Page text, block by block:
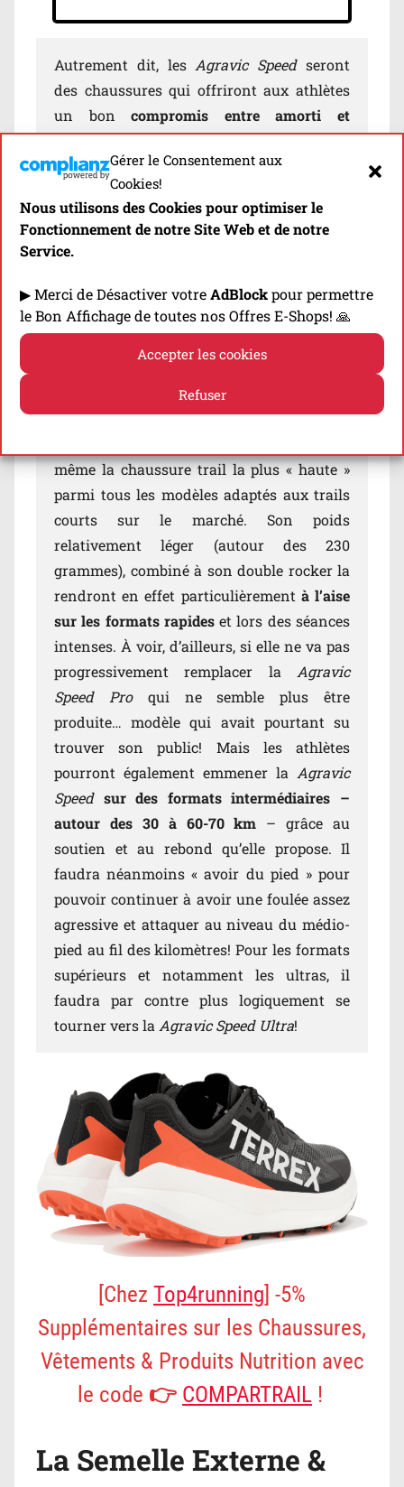
Gérer le Consentement aux
Cookies!
Nous utilisons des Cookies pour optimiser le
Fonctionnement de notre Site Web et de notre
Service.
▶ Merci de Désactiver votreAdBlockpour permettre
le Bon Affichage de toutes nos Offres E-Shops! 🙏
Accepter les cookies
Refuser
Autrement dit, lesAgravic Speedseront
des chaussures qui offriront aux athlètes
un boncompromis entre amorti et
dynamisme. Compte tenu de leur profil de
semelle assez agressif, elles favoriseront
assurémentune attaque au niveau du
médio-piedet donc une foulée portée vers
l’avant. Néanmoins, le drop de 8 mm et
rendront la chaussure également adaptée à
des rythmes de courses modérés, voir un
Agravic Speed
modèles de la gamme trail d’
orientés formats courts, et ce en dépit de
même la chaussure trail la plus « haute »
parmi tous les modèles adaptés aux trails
courts sur le marché. Son poids
relativement léger (autour des 230
grammes), combiné à son double rocker la
rendront en effet particulièrementà l’aise
sur les formats rapideset lors des séances
intenses. À voir, d’ailleurs, si elle ne va pas
progressivement remplacer la Agravic
Speed Proqui ne semble plus être
produite… modèle qui avait pourtant su
trouver son public! Mais les athlètes
pourront également emmener la Agravic
Speed sur des formats intermédiaires –
autour des 30 à 60-70 km – grâce au
soutien et au rebond qu’elle propose. Il
faudra néanmoins « avoir du pied » pour
pouvoir continuer à avoir une foulée assez
agressive et attaquer au niveau du médio-
pied au fil des kilomètres! Pour les formats
supérieurs et notamment les ultras, il
faudra par contre plus logiquement se
tourner vers laAgravic Speed Ultra!
[Chez Top4running] -5%
Supplémentaires sur les Chaussures,
Vêtements & Produits Nutrition avec
le code 👉 COMPARTRAIL !
La Semelle Externe &